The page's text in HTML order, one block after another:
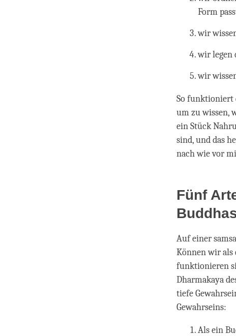
Form
wir
wir legen
wir
So funktioniert
um zu wissen,
ein Stück
sind, und das
nach wie vor
Fünf
Auf einer
Können wir als
funktionieren
Dharmakaya
tiefe
Gewahrseins:
Als ein